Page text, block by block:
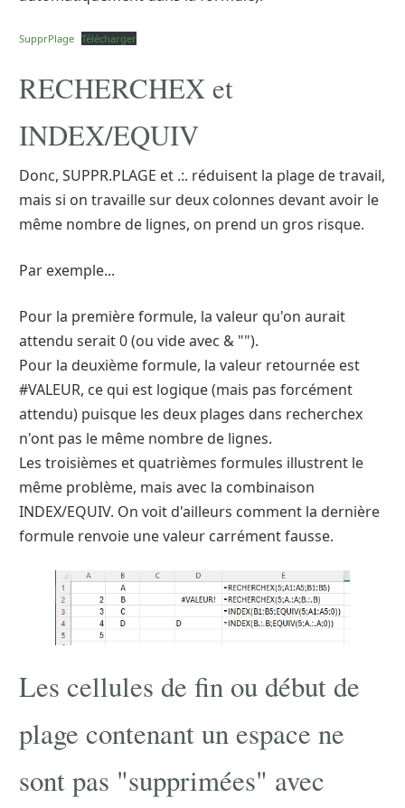
SupprPlage Télécharger
RECHERCHEX et
INDEX/EQUIV
Donc, SUPPR.PLAGE et .:. réduisent la plage de travail,
mais si on travaille sur deux colonnes devant avoir le
même nombre de lignes, on prend un gros risque.
Par exemple...
Pour la première formule, la valeur qu'on aurait
attendu serait 0 (ou vide avec & "").
Pour la deuxième formule, la valeur retournée est
#VALEUR, ce qui est logique (mais pas forcément
attendu) puisque les deux plages dans recherchex
n'ont pas le même nombre de lignes.
Les troisièmes et quatrièmes formules illustrent le
même problème, mais avec la combinaison
INDEX/EQUIV. On voit d'ailleurs comment la dernière
formule renvoie une valeur carrément fausse.
Les cellules de fin ou début de
plage contenant un espace ne
sont pas "supprimées" avec